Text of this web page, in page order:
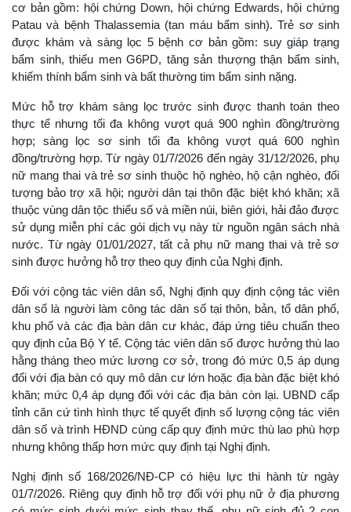
cơ bản gồm: hội chứng Down, hội chứng Edwards, hội chứng
Patau và bệnh Thalassemia (tan máu bẩm sinh). Trẻ sơ sinh
được khám và sàng lọc 5 bệnh cơ bản gồm: suy giáp trạng
bẩm sinh, thiếu men G6PD, tăng sản thượng thận bẩm sinh,
khiếm thính bẩm sinh và bất thường tim bẩm sinh nặng.
Mức hỗ trợ khám sàng lọc trước sinh được thanh toán theo
thực tế nhưng tối đa không vượt quá 900 nghìn đồng/trường
hợp; sàng lọc sơ sinh tối đa không vượt quá 600 nghìn
đồng/trường hợp. Từ ngày 01/7/2026 đến ngày 31/12/2026, phụ
nữ mang thai và trẻ sơ sinh thuộc hộ nghèo, hộ cận nghèo, đối
tượng bảo trợ xã hội; người dân tại thôn đặc biệt khó khăn; xã
thuộc vùng dân tộc thiểu số và miền núi, biên giới, hải đảo được
sử dụng miễn phí các gói dịch vụ này từ nguồn ngân sách nhà
nước. Từ ngày 01/01/2027, tất cả phụ nữ mang thai và trẻ sơ
sinh được hưởng hỗ trợ theo quy định của Nghị định.
Đối với cộng tác viên dân số, Nghị định quy định cộng tác viên
dân số là người làm công tác dân số tại thôn, bản, tổ dân phố,
khu phố và các địa bàn dân cư khác, đáp ứng tiêu chuẩn theo
quy định của Bộ Y tế. Cộng tác viên dân số được hưởng thù lao
hằng tháng theo mức lương cơ sở, trong đó mức 0,5 áp dụng
đối với địa bàn có quy mô dân cư lớn hoặc địa bàn đặc biệt khó
khăn; mức 0,4 áp dụng đối với các địa bàn còn lại. UBND cấp
tỉnh căn cứ tình hình thực tế quyết định số lượng cộng tác viên
dân số và trình HĐND cùng cấp quy định mức thù lao phù hợp
nhưng không thấp hơn mức quy định tại Nghị định.
Nghị định số 168/2026/NĐ-CP có hiệu lực thi hành từ ngày
01/7/2026. Riêng quy định hỗ trợ đối với phụ nữ ở địa phương